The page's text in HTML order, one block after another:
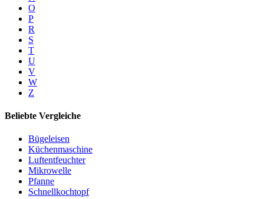
O
P
R
S
T
U
V
W
Z
Beliebte Vergleiche
Bügeleisen
Küchenmaschine
Luftentfeuchter
Mikrowelle
Pfanne
Schnellkochtopf